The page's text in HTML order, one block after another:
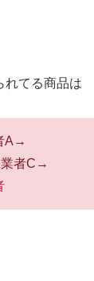
れてる商品は
A→
者C→